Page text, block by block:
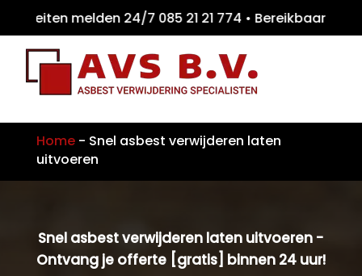
melden 24/7 085 21 21 774 •
Home- Snel asbest verwijderen laten
uitvoeren
Snel asbest verwijderen laten uitvoeren -
Ontvang je offerte [gratis] binnen 24 uur!